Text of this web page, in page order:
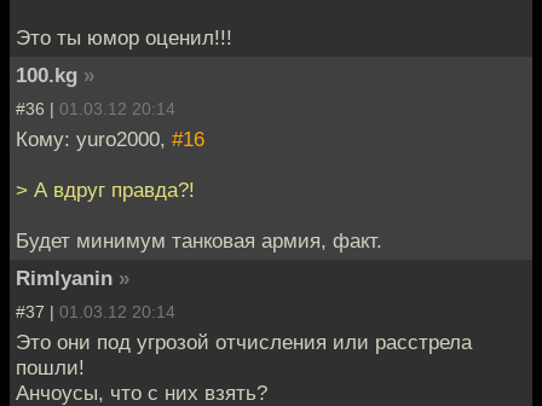
Это ты юмор оценил!!!
100.kg »
#36 | 01.03.12 20:14
Кому: yuro2000, #16
> А вдруг правда?!
Будет минимум танковая армия, факт.
Rimlyanin »
#37 | 01.03.12 20:14
Это они под угрозой отчисления или расстрела
пошли!
Анчоусы, что с них взять?